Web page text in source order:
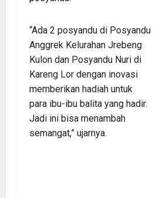
“Ada 2 posyandu di Posyandu
Anggrek Kelurahan Jrebeng
Kulon dan Posyandu Nuri di
Kareng Lor dengan inovasi
memberikan hadiah untuk
para ibu-ibu balita yang hadir.
Jadi ini bisa menambah
semangat,” ujarnya.